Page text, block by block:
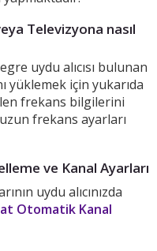
Televizyona nasıl
uydu alıcısı bulunan
yüklemek için yukarıda
frekans bilgilerini
frekans ayarları
ve Kanal Ayarları
uydu alıcınızda
Otomatik Kanal